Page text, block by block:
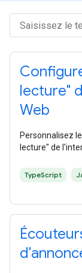
lecture"
Web
Personnalisez
lecture" de
TypeScript